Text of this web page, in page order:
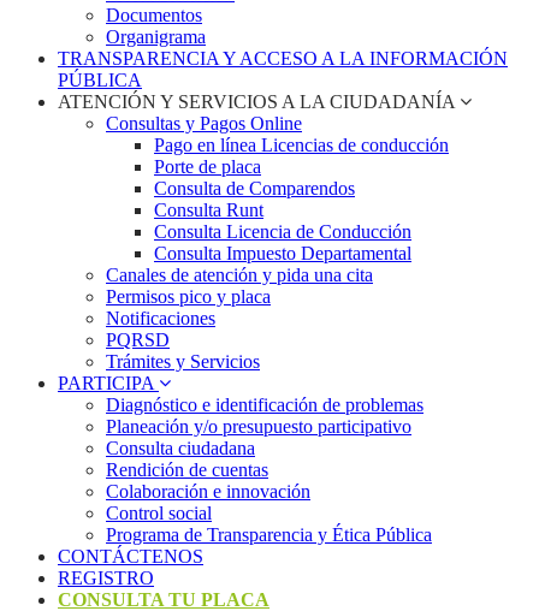
Documentos
Organigrama
TRANSPARENCIA Y ACCESO A LA INFORMACIÓN
PÚBLICA
ATENCIÓN Y SERVICIOS A LA CIUDADANÍA
Consultas y Pagos Online
Pago en línea Licencias de conducción
Porte de placa
Consulta de Comparendos
Consulta Runt
Consulta Licencia de Conducción
Consulta Impuesto Departamental
Canales de atención y pida una cita
Permisos pico y placa
Notificaciones
PQRSD
Trámites y Servicios
PARTICIPA
Diagnóstico e identificación de problemas
Planeación y/o presupuesto participativo​
Consulta ciudadana
Rendición de cuentas
Colaboración e innovación
Control social
Programa de Transparencia y Ética Pública
CONTÁCTENOS
REGISTRO
CONSULTA TU PLACA